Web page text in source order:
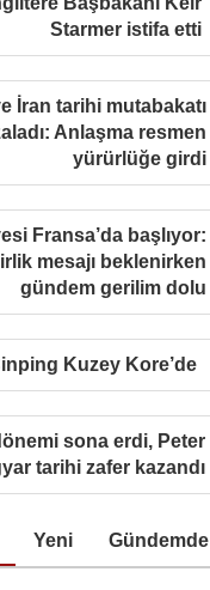
Starmer istifa etti
İran tarihi mutabakatı
Anlaşma resmen
yürürlüğe girdi
Fransa’da başlıyor:
mesajı beklenirken
gündem gerilim dolu
Kuzey Kore’de
sona erdi, Peter
tarihi zafer kazandı
Yeni Gündemde